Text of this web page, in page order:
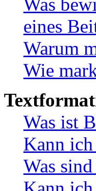
Was
eines
Warum
Wie
Was ist
Kann
Was